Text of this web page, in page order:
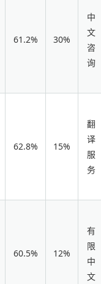
61.2% 30%
中
文
咨
询
62.8% 15%
翻
译
服
务
60.5% 12%
有
限
中
文